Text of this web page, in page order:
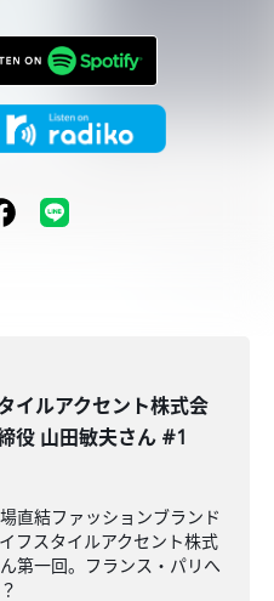
イルアクセント株式会
役 山田敏夫さん #1
直結ファッションブランド
フスタイルアクセント株式
第一回。フランス・パリへ